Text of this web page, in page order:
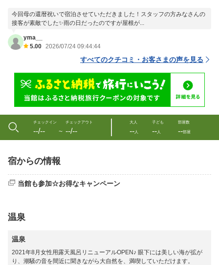
今回母の還暦祝いで宿泊させていただきました！スタッフの方みなさんの
接客が素敵でした✨雨の日だったのですが屋根が...
yma__
5.00 2026/07/24 09:44:44
すべてのクチコミ・お客さまの声を見る
チェックイン
--/-- 〜
チェックアウト
--/--
大人
--人
子ども
--人
部屋数
--部屋
宿からの情報
当館も参加☆お得なキャンペーン
温泉
温泉
2021年8月女性用露天風呂リニューアルOPEN♪ 眼下には美しい海が拡が
り、潮騒の音を間近に聞きながら大自然を、満喫していただけます。